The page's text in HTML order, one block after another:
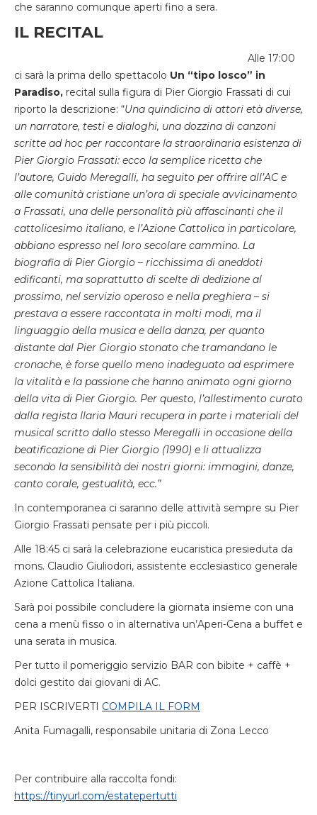
che saranno comunque aperti fino a sera.
IL RECITAL
Alle 17:00
ci sarà la prima dello spettacolo Un “tipo losco” in
Paradiso, recital sulla figura di Pier Giorgio Frassati di cui
riporto la descrizione: “Una quindicina di attori età diverse,
un narratore, testi e dialoghi, una dozzina di canzoni
scritte ad hoc per raccontare la straordinaria esistenza di
Pier Giorgio Frassati: ecco la semplice ricetta che
l’autore, Guido Meregalli, ha seguito per offrire all’AC e
alle comunità cristiane un’ora di speciale avvicinamento
a Frassati, una delle personalità più affascinanti che il
cattolicesimo italiano, e l’Azione Cattolica in particolare,
abbiano espresso nel loro secolare cammino. La
biografia di Pier Giorgio – ricchissima di aneddoti
edificanti, ma soprattutto di scelte di dedizione al
prossimo, nel servizio operoso e nella preghiera – si
prestava a essere raccontata in molti modi, ma il
linguaggio della musica e della danza, per quanto
distante dal Pier Giorgio stonato che tramandano le
cronache, è forse quello meno inadeguato ad esprimere
la vitalità e la passione che hanno animato ogni giorno
della vita di Pier Giorgio. Per questo, l’allestimento curato
dalla regista Ilaria Mauri recupera in parte i materiali del
musical scritto dallo stesso Meregalli in occasione della
beatificazione di Pier Giorgio (1990) e li attualizza
secondo la sensibilità dei nostri giorni: immagini, danze,
canto corale, gestualità, ecc.”
In contemporanea ci saranno delle attività sempre su Pier
Giorgio Frassati pensate per i più piccoli.
Alle 18:45 ci sarà la celebrazione eucaristica presieduta da
mons. Claudio Giuliodori, assistente ecclesiastico generale
Azione Cattolica Italiana.
Sarà poi possibile concludere la giornata insieme con una
cena a menù fisso o in alternativa un’Aperi-Cena a buffet e
una serata in musica.
Per tutto il pomeriggio servizio BAR con bibite + caffè +
dolci gestito dai giovani di AC.
PER ISCRIVERTI COMPILA IL FORM
Anita Fumagalli, responsabile unitaria di Zona Lecco
Per contribuire alla raccolta fondi:
https://tinyurl.com/estatepertutti